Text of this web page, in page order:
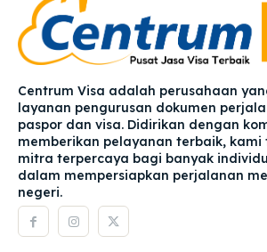
Centrum Visa adalah perusahaan
layanan pengurusan dokumen
paspor dan visa. Didirikan dengan
memberikan pelayanan terbaik, kami
mitra terpercaya bagi banyak
dalam mempersiapkan perjalanan
negeri.